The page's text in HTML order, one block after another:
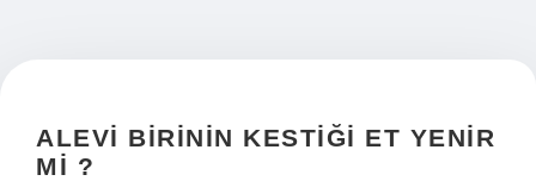
ALEVI BIRININ KESTIĞI ET YENIR
MI ?